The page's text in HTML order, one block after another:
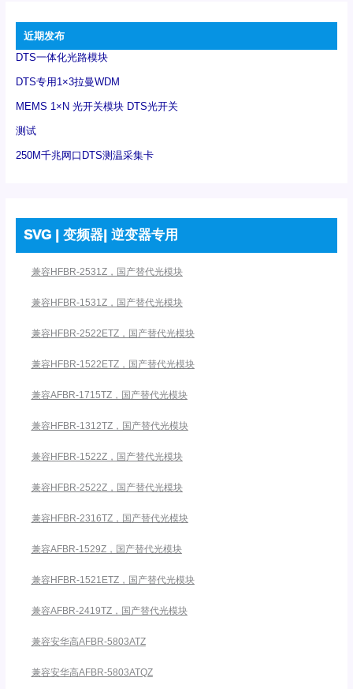
近期发布
DTS一体化光路模块
DTS专用1×3拉曼WDM
MEMS 1×N 光开关模块 DTS光开关
测试
250M千兆网口DTS测温采集卡
SVG | 变频器| 逆变器专用
兼容HFBR-2531Z，国产替代光模块
兼容HFBR-1531Z，国产替代光模块
兼容HFBR-2522ETZ，国产替代光模块
兼容HFBR-1522ETZ，国产替代光模块
兼容AFBR-1715TZ，国产替代光模块
兼容HFBR-1312TZ，国产替代光模块
兼容HFBR-1522Z，国产替代光模块
兼容HFBR-2522Z，国产替代光模块
兼容HFBR-2316TZ，国产替代光模块
兼容AFBR-1529Z，国产替代光模块
兼容HFBR-1521ETZ，国产替代光模块
兼容AFBR-2419TZ，国产替代光模块
兼容安华高AFBR-5803ATZ
兼容安华高AFBR-5803ATQZ